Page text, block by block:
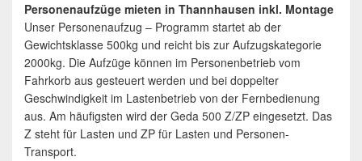
Personenaufzüge mieten in Thannhausen inkl. Montage
Unser Personenaufzug – Programm startet ab der
Gewichtsklasse 500kg und reicht bis zur Aufzugskategorie
2000kg. Die Aufzüge können im Personenbetrieb vom
Fahrkorb aus gesteuert werden und bei doppelter
Geschwindigkeit im Lastenbetrieb von der Fernbedienung
aus. Am häufigsten wird der Geda 500 Z/ZP eingesetzt. Das
Z steht für Lasten und ZP für Lasten und Personen-
Transport.